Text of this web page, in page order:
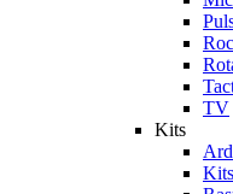
TV
Kits